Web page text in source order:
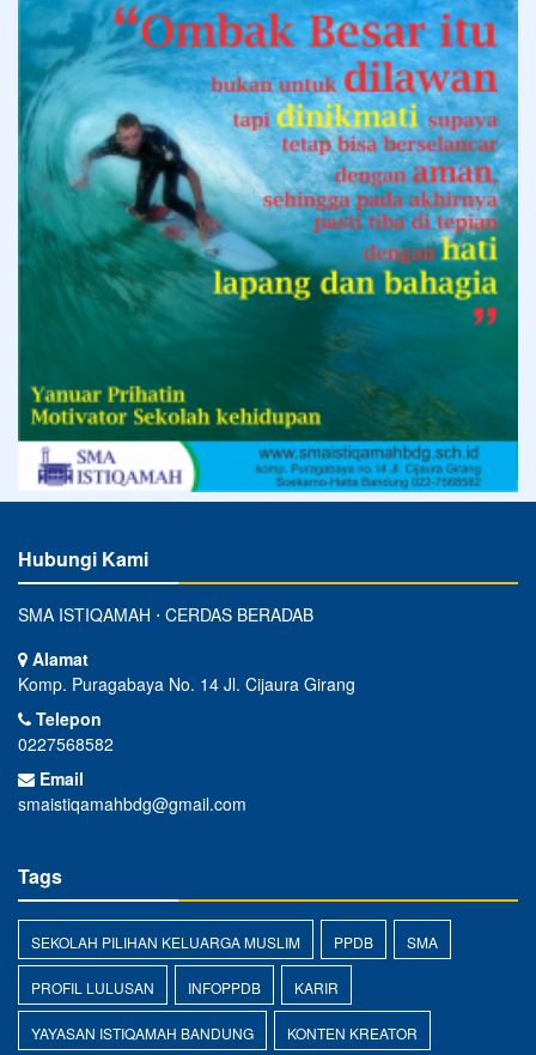
Hubungi Kami
SMA ISTIQAMAH ⋅ CERDAS BERADAB
Alamat
Komp. Puragabaya No. 14 Jl. Cijaura Girang
Telepon
0227568582
Email
smaistiqamahbdg@gmail.com
Tags
SEKOLAH PILIHAN KELUARGA MUSLIM PPDB SMA
PROFIL LULUSAN INFOPPDB KARIR
YAYASAN ISTIQAMAH BANDUNG KONTEN KREATOR